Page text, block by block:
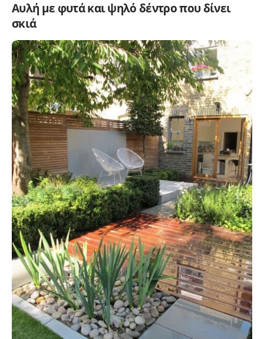
Αυλή με φυτά και ψηλό δέντρο που δίνει
σκιά